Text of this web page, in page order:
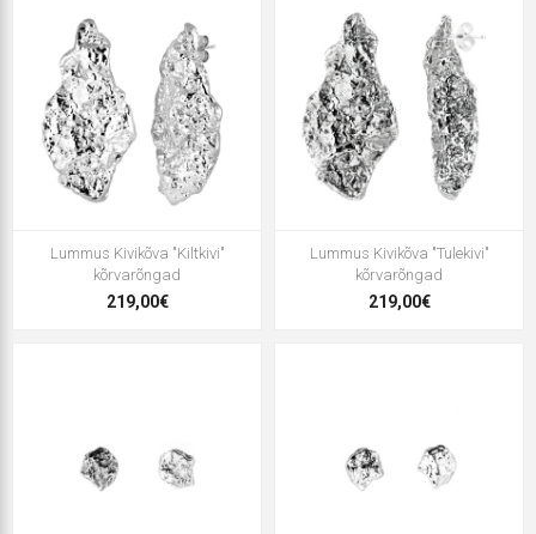
Lummus Kivikõva "Kiltkivi"
kõrvarõngad
219,00€
Lummus Kivikõva "Tulekivi"
kõrvarõngad
219,00€